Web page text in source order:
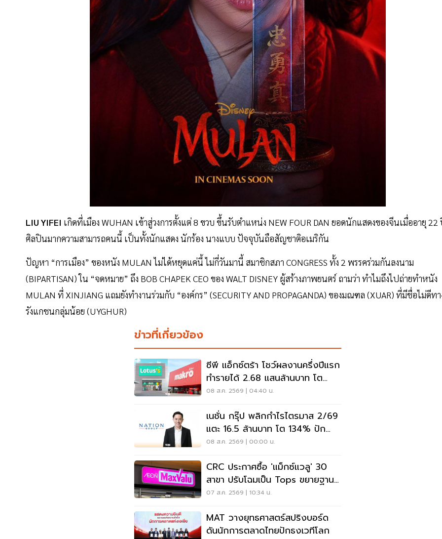
LIU YIFEI เกิดที่เมือง WUHAN เข้าสู่วงการตั้งแต่ 8 ขวบ ขึ้นรับตำแหน่ง NEW FOUR DAN ยอดนักแสดงของจีนเมื่ออายุ 22
ศิลปินมากความสามารถคนนี้ เป็นทั้งนักแสดง นักร้อง นางแบบ ปัจจุบันถือสัญชาติอเมริกัน
ปัญหา “การเมือง” ของหนัง MULAN ไม่ได้หยุดแค่นี้ ไม่กี่วันมานี้ สมาชิกสภา CONGRESS ทั้ง 2 พรรคร่วมกันลงนาม
(BIPARTISAN) ใน “จดหมาย” ถึง BOB CHAPEK CEO ของ WALT DISNEY ผู้สร้างภาพยนตร์ ถามว่า ทำไมถึงไปถ่ายทำหนัง
MULAN ที่ XINJIANG แถมยังทำงานร่วมกับ “องค์กร” (SECURITY AND PROPAGANDA) ของมณฑล (XUAR) ที่มีชื่อไม่ดีทา
รังแกชนกลุ่มน้อย (UYGHUR)
ข่าวที่เกี่ยวข้อง
ซีพี แอ็กซ์ตร้า โชว์ผลงานครึ่งปีแรก
ทำรายได้ 2.68 แสนล้านบาท โต
3.6%
08 ส.ค. 2569 | 04:40 น.
เนชั่น กรุ๊ป พลิกกำไรไตรมาส 2/69
แตะ 16.5 ล้านบาท โต 134% ปัก
หมุดสู่ ‘มีเดียเทค’
08 ส.ค. 2569 | 00:00 น.
CRC ประกาศซื้อ 'แม็กซ์แวลู' 30
สาขา ปรับโฉมเป็น Tops ขยายฐาน
ลูกค้าเพิ่ม 9 แสนราย
07 ส.ค. 2569 | 10:34 น.
MAT วางยุทธศาสตร์สปริงบอร์ด
ดันนักการตลาดไทยปักธงเวทีโลก